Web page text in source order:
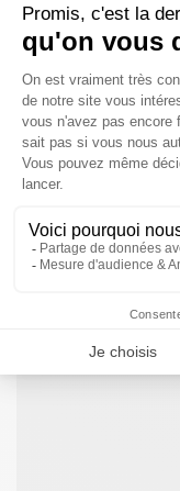
Instrumentation
Détection
Bonne rentrée à
NOUS CONTACTER